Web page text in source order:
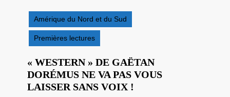
2014
Amérique du Nord et du Sud
Premières lectures
« WESTERN » DE GAËTAN
DORÉMUS NE VA PAS VOUS
LAISSER SANS VOIX !